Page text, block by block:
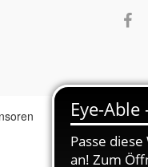
INFOs ins Haus